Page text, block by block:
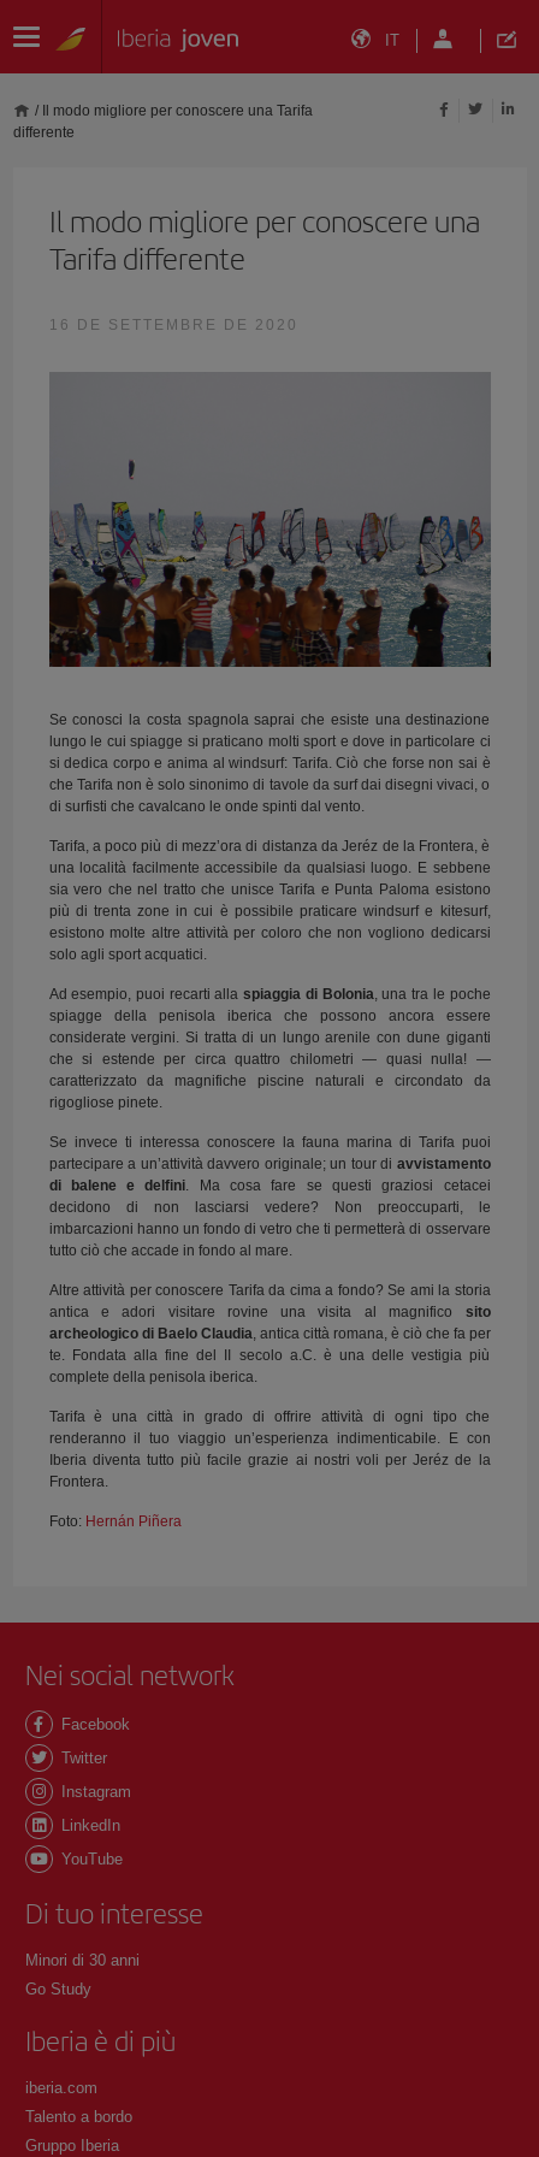
IT
/
Il modo migliore per conoscere una Tarifa
differente
Il modo migliore per conoscere una
Tarifa differente
16 DE SETTEMBRE DE 2020
Se conosci la costa spagnola saprai che esiste una destinazione
lungo le cui spiagge si praticano molti sport e dove in particolare ci
si dedica corpo e anima al windsurf: Tarifa. Ciò che forse non sai è
che Tarifa non è solo sinonimo di tavole da surf dai disegni vivaci, o
di surfisti che cavalcano le onde spinti dal vento.
Tarifa, a poco più di mezz’ora di distanza da Jeréz de la Frontera, è
una località facilmente accessibile da qualsiasi luogo. E sebbene
sia vero che nel tratto che unisce Tarifa e Punta Paloma esistono
più di trenta zone in cui è possibile praticare windsurf e kitesurf,
esistono molte altre attività per coloro che non vogliono dedicarsi
solo agli sport acquatici.
Ad esempio, puoi recarti allaspiaggia di Bolonia , una tra le poche
spiagge della penisola iberica che possono ancora essere
considerate vergini. Si tratta di un lungo arenile con dune giganti
che si estende per circa quattro chilometri — quasi nulla! —
caratterizzato da magnifiche piscine naturali e circondato da
rigogliose pinete.
Se invece ti interessa conoscere la fauna marina di Tarifa puoi
partecipare a un’attività davvero originale; un tour di avvistamento
di balene e delfini . Ma cosa fare se questi graziosi cetacei
decidono di non lasciarsi vedere? Non preoccuparti, le
imbarcazioni hanno un fondo di vetro che ti permetterà di osservare
tutto ciò che accade in fondo al mare.
Altre attività per conoscere Tarifa da cima a fondo? Se ami la storia
antica e adori visitare rovine una visita al magnifico sito
archeologico di Baelo Claudia , antica città romana, è ciò che fa per
te. Fondata alla fine del II secolo a.C. è una delle vestigia più
complete della penisola iberica.
Tarifa è una città in grado di offrire attività di ogni tipo che
renderanno il tuo viaggio un’esperienza indimenticabile. E con
Iberia diventa tutto più facile grazie ai nostri voli per Jeréz de la
Frontera.
Foto: Hernán Piñera
Nei social network
Facebook
Twitter
Instagram
LinkedIn
YouTube
Di tuo interesse
Minori di 30 anni
Go Study
Iberia è di più
iberia.com
Talento a bordo
Gruppo Iberia